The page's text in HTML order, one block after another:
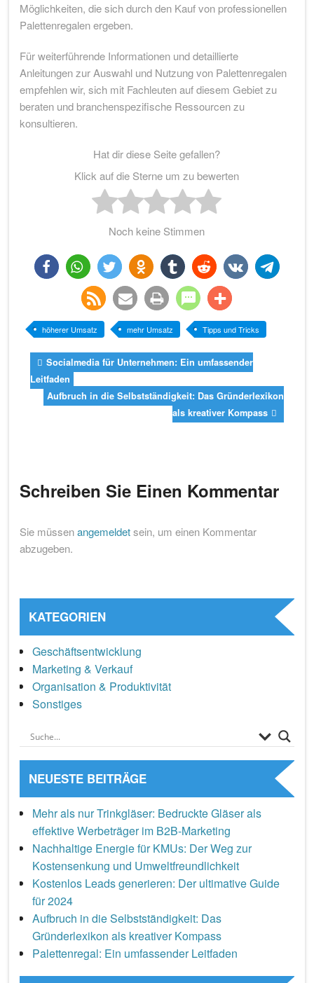
Möglichkeiten, die sich durch den Kauf von professionellen
Palettenregalen ergeben.
Für weiterführende Informationen und detaillierte
Anleitungen zur Auswahl und Nutzung von Palettenregalen
empfehlen wir, sich mit Fachleuten auf diesem Gebiet zu
beraten und branchenspezifische Ressourcen zu
konsultieren.
Hat dir diese Seite gefallen?
Klick auf die Sterne um zu bewerten
Noch keine Stimmen
teilen twittern teilen teilen teilen teilen
rss- e- druckenteilen teilen
höherer Umsatz mehr Umsatz Tipps und Tricks
Socialmedia für Unternehmen: Ein umfassender
Leitfaden
Aufbruch in die Selbstständigkeit: Das Gründerlexikon
als kreativer Kompass
Schreiben Sie Einen Kommentar
Sie müssenangemeldetsein, um einen Kommentar
abzugeben.
KATEGORIEN
Geschäftsentwicklung
Marketing & Verkauf
Organisation & Produktivität
Sonstiges
NEUESTE BEITRÄGE
Mehr als nur Trinkgläser: Bedruckte Gläser als
effektive Werbeträger im B2B-Marketing
Nachhaltige Energie für KMUs: Der Weg zur
Kostensenkung und Umweltfreundlichkeit
Kostenlos Leads generieren: Der ultimative Guide
für 2024
Aufbruch in die Selbstständigkeit: Das
Gründerlexikon als kreativer Kompass
Palettenregal: Ein umfassender Leitfaden